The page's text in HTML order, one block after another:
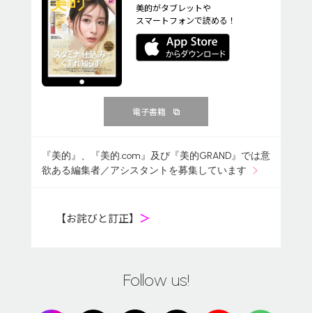
美的がタブレットや
スマートフォンで読める！
電子書籍
『美的』、『美的.com』及び『美的GRAND』では意
欲ある編集者／アシスタントを募集しています
【お詫びと訂正】 ＞
Follow us!